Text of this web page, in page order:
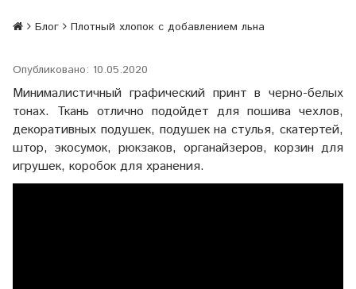
Блог Плотный хлопок с добавлением льна
Опубликовано: 10.05.2020
Минималистичный графический принт в черно-белых
тонах. Ткань отлично подойдет для пошива чехлов,
декоративных подушек, подушек на стулья, скатертей,
штор, экосумок, рюкзаков, органайзеров, корзин для
игрушек, коробок для хранения.